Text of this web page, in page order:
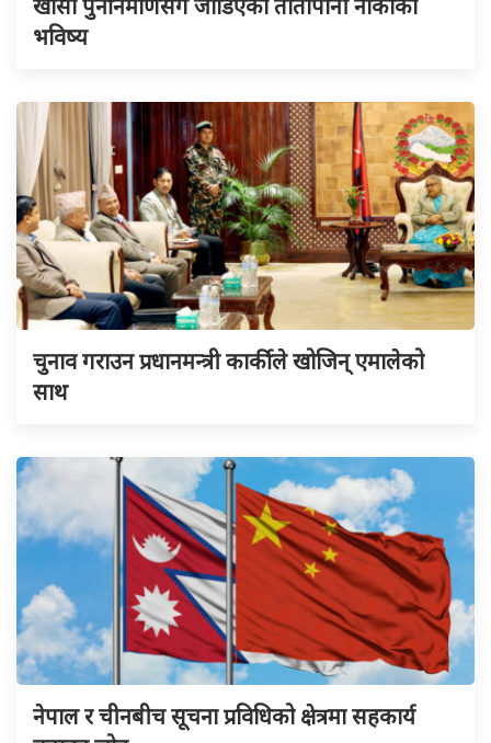
भविष्य
चुनाव गराउन प्रधानमन्त्री कार्कीले खोजिन् एमालेको
साथ
नेपाल र चीनबीच सूचना प्रविधिको क्षेत्रमा सहकार्य